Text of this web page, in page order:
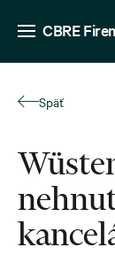
CBRE
Späť